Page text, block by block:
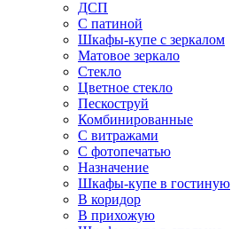
ДСП
С патиной
Шкафы-купе с зеркалом
Матовое зеркало
Стекло
Цветное стекло
Пескоструй
Комбинированные
С витражами
С фотопечатью
Назначение
Шкафы-купе в гостиную
В коридор
В прихожую